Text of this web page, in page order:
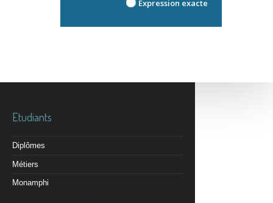
Expression exacte
Etudiants
Diplômes
Métiers
Monamphi